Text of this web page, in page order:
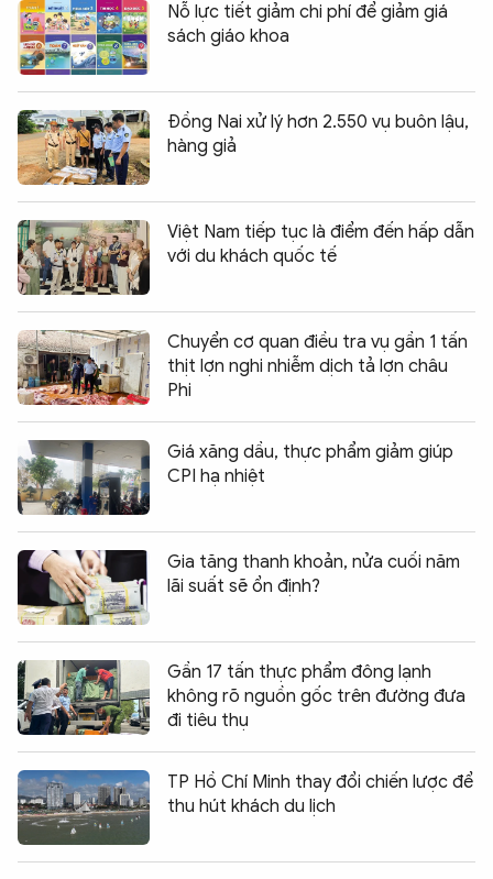
Nỗ lực tiết giảm chi phí để giảm giá
sách giáo khoa
Đồng Nai xử lý hơn 2.550 vụ buôn lậu,
hàng giả
Việt Nam tiếp tục là điểm đến hấp dẫn
với du khách quốc tế
Chuyển cơ quan điều tra vụ gần 1 tấn
thịt lợn nghi nhiễm dịch tả lợn châu
Phi
Giá xăng dầu, thực phẩm giảm giúp
CPI hạ nhiệt
Gia tăng thanh khoản, nửa cuối năm
lãi suất sẽ ổn định?
Gần 17 tấn thực phẩm đông lạnh
không rõ nguồn gốc trên đường đưa
đi tiêu thụ
TP Hồ Chí Minh thay đổi chiến lược để
thu hút khách du lịch